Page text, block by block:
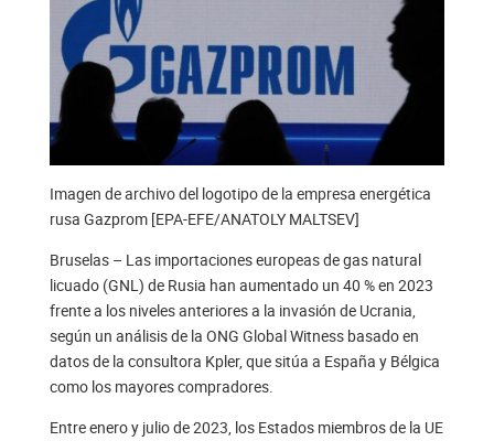
Imagen de archivo del logotipo de la empresa energética
rusa Gazprom [EPA-EFE/ANATOLY MALTSEV]
Bruselas – Las importaciones europeas de gas natural
licuado (GNL) de Rusia han aumentado un 40 % en 2023
frente a los niveles anteriores a la invasión de Ucrania,
según un análisis de la ONG Global Witness basado en
datos de la consultora Kpler, que sitúa a España y Bélgica
como los mayores compradores.
Entre enero y julio de 2023, los Estados miembros de la UE